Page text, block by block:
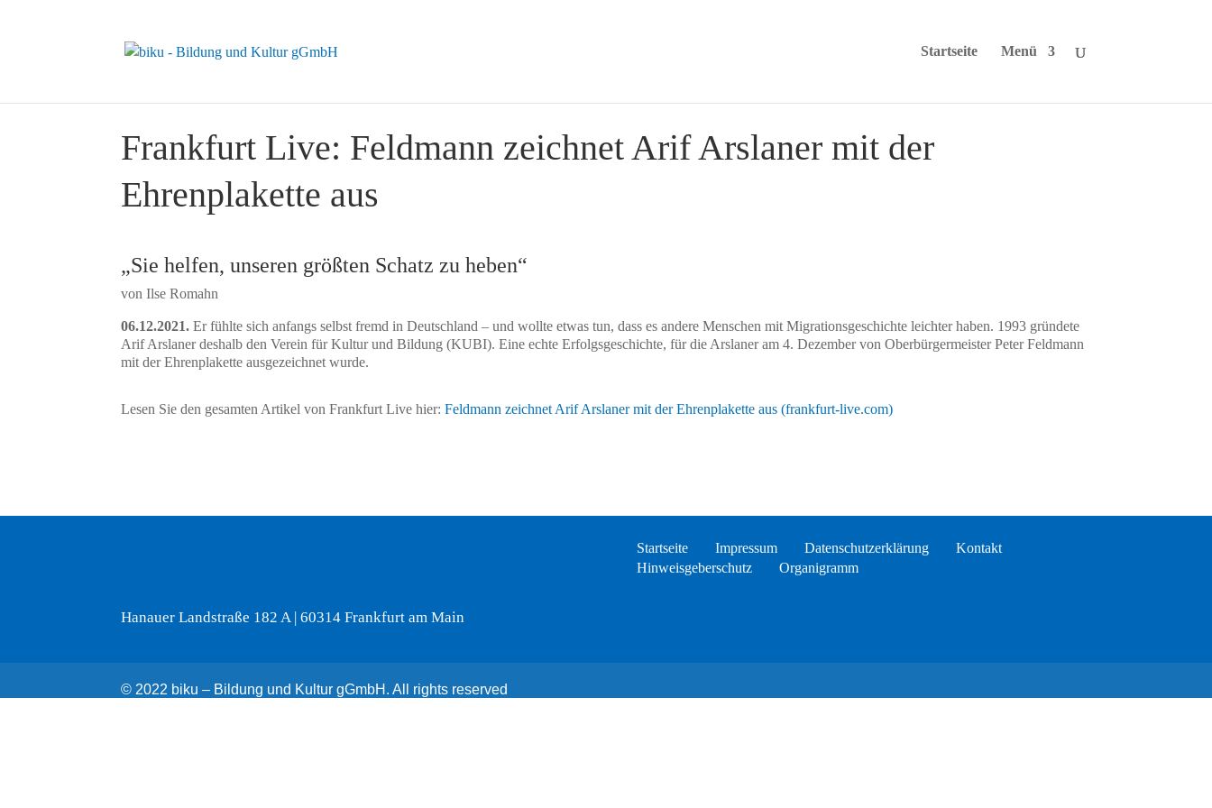
Startseite Menü
Frankfurt Live: Feldmann zeichnet Arif Arslaner mit der
Ehrenplakette aus
„Sie helfen, unseren größten Schatz zu heben“
von Ilse Romahn
06.12.2021. Er fühlte sich anfangs selbst fremd in Deutschland – und wollte etwas tun, dass es andere Menschen mit Migrationsgeschichte leichter haben. 1993 gründete
Arif Arslaner deshalb den Verein für Kultur und Bildung (KUBI). Eine echte Erfolgsgeschichte, für die Arslaner am 4. Dezember von Oberbürgermeister Peter Feldmann
mit der Ehrenplakette ausgezeichnet wurde.
Lesen Sie den gesamten Artikel von Frankfurt Live hier:Feldmann zeichnet Arif Arslaner mit der Ehrenplakette aus (frankfurt-live.com)
Startseite Impressum Datenschutzerklärung
Kontakt
Hinweisgeberschutz
Organigramm
Hanauer Landstraße 182 A | 60314 Frankfurt am Main
© 2022 biku – Bildung und Kultur gGmbH. All rights reserved